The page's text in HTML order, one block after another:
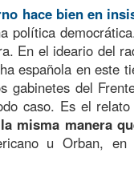
hace bien en
política
En el ideario del
española en este
gabinetes del
caso. Es el
misma manera
u Orban, en